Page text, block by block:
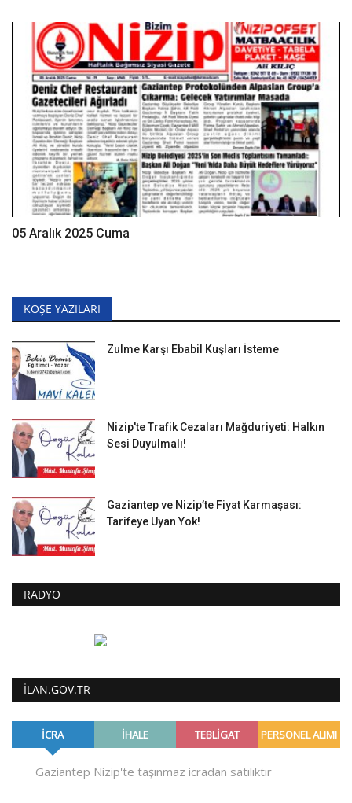
05 Aralık 2025 Cuma
KÖŞE YAZILARI
Zulme Karşı Ebabil Kuşları İsteme
Nizip'te Trafik Cezaları Mağduriyeti: Halkın
Sesi Duyulmalı!
Gaziantep ve Nizip’te Fiyat Karmaşası:
Tarifeye Uyan Yok!
RADYO
ILAN.GOV.TR